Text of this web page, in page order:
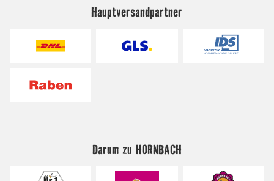
Hauptversandpartner
Darum zu HORNBACH